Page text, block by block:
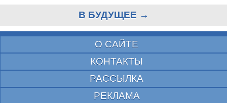
В БУДУЩЕЕ →
О САЙТЕ
КОНТАКТЫ
РАССЫЛКА
РЕКЛАМА